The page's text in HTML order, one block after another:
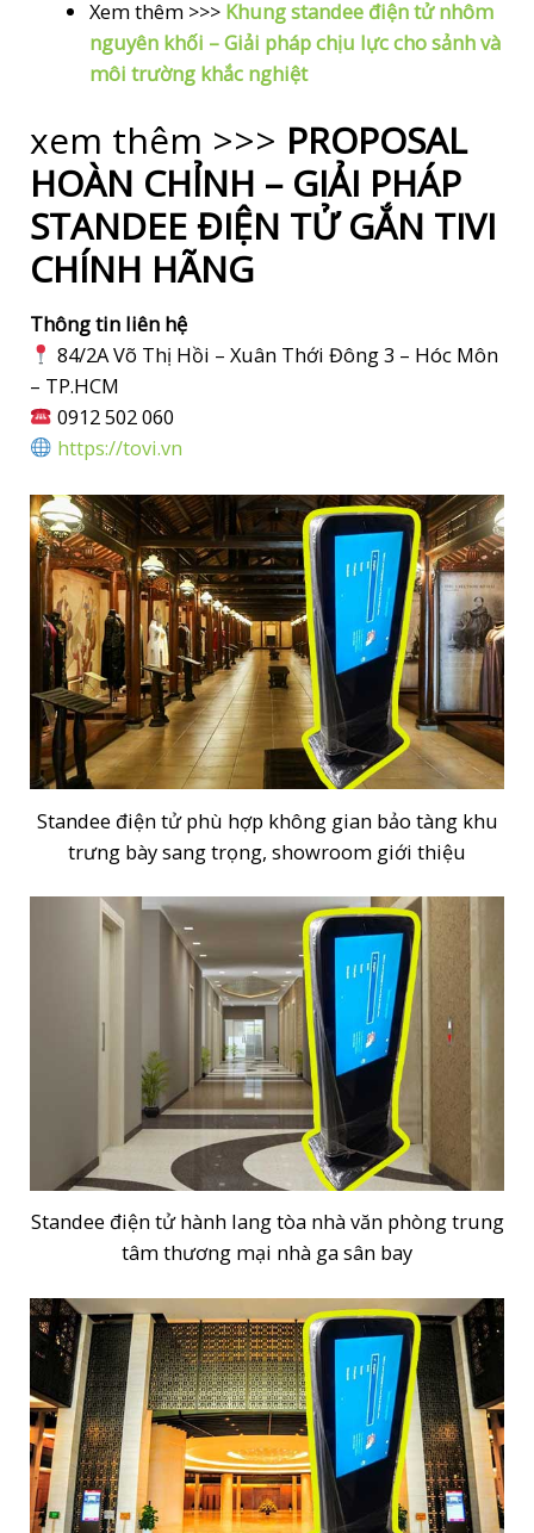
Xem thêm >>> Khung standee điện tử nhôm
nguyên khối – Giải pháp chịu lực cho sảnh và
môi trường khắc nghiệt
xem thêm >>> PROPOSAL
HOÀN CHỈNH – GIẢI PHÁP
STANDEE ĐIỆN TỬ GẮN TIVI
CHÍNH HÃNG
Thông tin liên hệ
84/2A Võ Thị Hồi – Xuân Thới Đông 3 – Hóc Môn
– TP.HCM
0912 502 060
https://tovi.vn
Standee điện tử phù hợp không gian bảo tàng khu
trưng bày sang trọng, showroom giới thiệu
Standee điện tử hành lang tòa nhà văn phòng trung
tâm thương mại nhà ga sân bay